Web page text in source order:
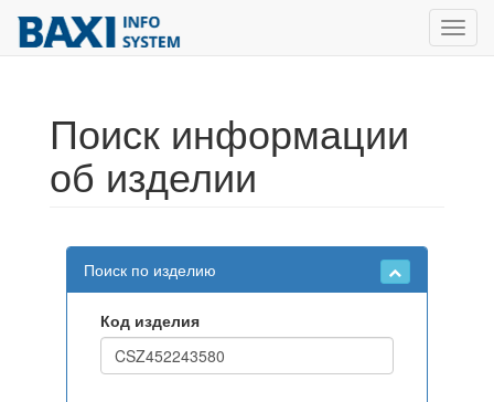
Поиск информации
об изделии
Поиск по изделию
Код изделия